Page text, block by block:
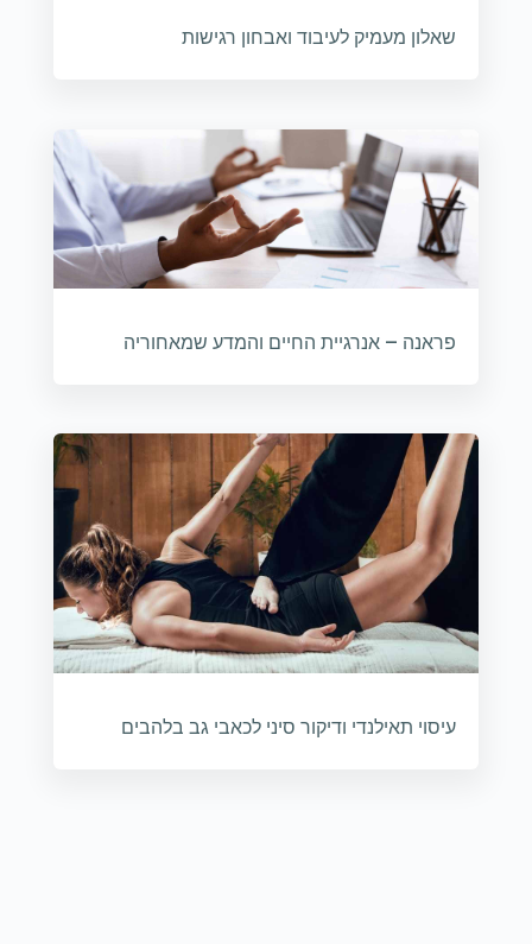
שאלון מעמיק לעיבוד ואבחון רגישות
פראנה – אנרגיית החיים והמדע שמאחוריה
עיסוי תאילנדי ודיקור סיני לכאבי גב בלהבים